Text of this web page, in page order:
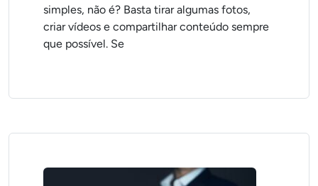
simples, não é? Basta tirar algumas fotos,
criar vídeos e compartilhar conteúdo sempre
que possível. Se